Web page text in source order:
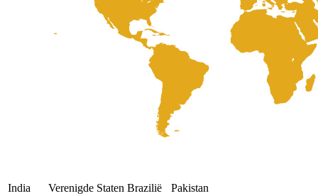
India Verenigde Staten Brazilië
Pakistan